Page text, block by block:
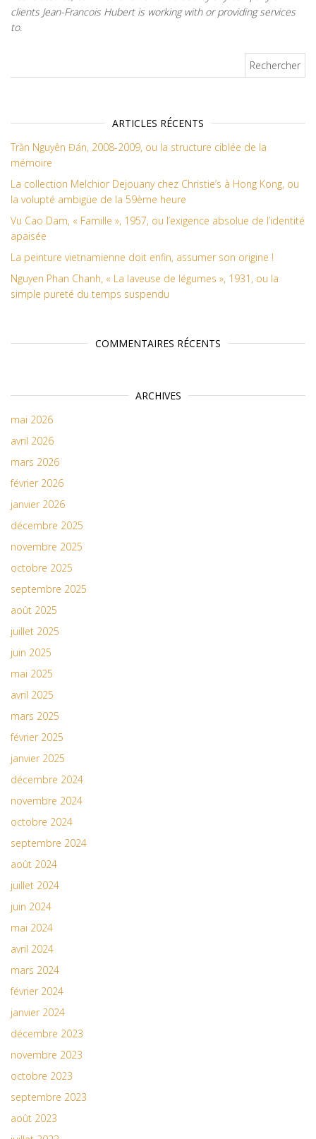
clients Jean-Francois Hubert is working with or providing services
to.
ARTICLES RÉCENTS
Trần Nguyên Đán, 2008-2009, ou la structure ciblée de la
mémoire
La collection Melchior Dejouany chez Christie’s à Hong Kong, ou
la volupté ambigüe de la 59ème heure
Vu Cao Dam, « Famille », 1957, ou l’exigence absolue de l’identité
apaisée
La peinture vietnamienne doit enfin, assumer son origine !
Nguyen Phan Chanh, « La laveuse de légumes », 1931, ou la
simple pureté du temps suspendu
COMMENTAIRES RÉCENTS
ARCHIVES
mai 2026
avril 2026
mars 2026
février 2026
janvier 2026
décembre 2025
novembre 2025
octobre 2025
septembre 2025
août 2025
juillet 2025
juin 2025
mai 2025
avril 2025
mars 2025
février 2025
janvier 2025
décembre 2024
novembre 2024
octobre 2024
septembre 2024
août 2024
juillet 2024
juin 2024
mai 2024
avril 2024
mars 2024
février 2024
janvier 2024
décembre 2023
novembre 2023
octobre 2023
septembre 2023
août 2023